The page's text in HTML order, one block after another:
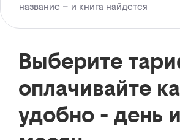
название – и книга найдется
Выберите
оплачивайте
удобно - день